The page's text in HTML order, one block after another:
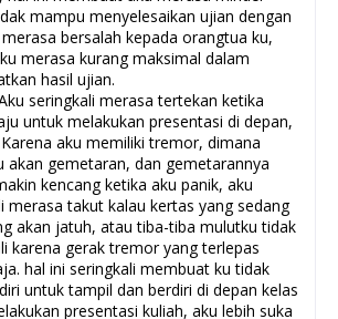
mampu menyelesaikan ujian dengan
bersalah kepada orangtua ku,
merasa kurang maksimal dalam
hasil ujian.
seringkali merasa tertekan ketika
untuk melakukan presentasi di depan,
aku memiliki tremor, dimana
akan gemetaran, dan gemetarannya
kencang ketika aku panik, aku
merasa takut kalau kertas yang sedang
akan jatuh, atau tiba-tiba mulutku tidak
karena gerak tremor yang terlepas
hal ini seringkali membuat ku tidak
untuk tampil dan berdiri di depan kelas
presentasi kuliah, aku lebih suka